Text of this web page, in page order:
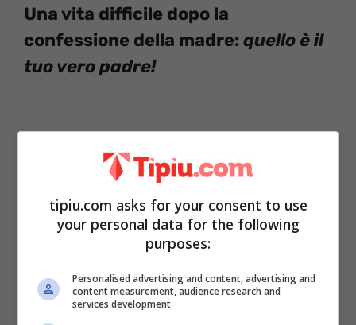
Una vita difficile dopo la
confessione della madre: quello è il
tuo vero padre!
Era ospite del seguitissimo
tipiu.com asks for your consent to use
your personal data for the following
purposes:
Personalised advertising and content, advertising and
content measurement, audience research and
services development